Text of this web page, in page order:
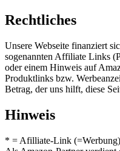
Rechtliches
Unsere Webseite finanziert
sogenannten Affiliate Links
oder einem Hinweis auf
Produktlinks bzw.
Betrag, der uns hilft, diese
Hinweis
* = Afilliate-Link (=Werbung)